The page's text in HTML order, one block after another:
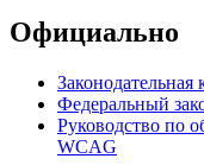
Официально
Законодательная
Федеральный
Руководство по
WCAG